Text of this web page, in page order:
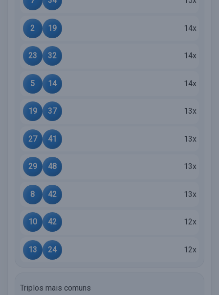
2 19 14x
23 32 14x
5 14 14x
19 37 13x
27 41 13x
29 48 13x
8 42 13x
10 42 12x
13 24 12x
Triplos mais comuns